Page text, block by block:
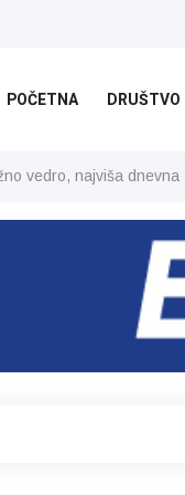
POČETNA DRUŠTVO
vedro, najviša